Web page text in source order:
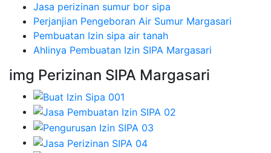
Jasa perizinan sumur bor sipa
Perjanjian Pengeboran Air Sumur Margasari
Pembuatan Izin sipa air tanah
Ahlinya Pembuatan Izin SIPA Margasari
img Perizinan SIPA Margasari